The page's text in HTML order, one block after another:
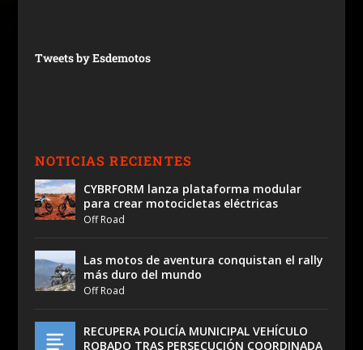
Tweets by Esdemotos
NOTICIAS RECIENTES
CYBRFORM lanza plataforma modular
para crear motocicletas eléctricas
Off Road
Las motos de aventura conquistan el rally
más duro del mundo
Off Road
RECUPERA POLICÍA MUNICIPAL VEHÍCULO
ROBADO TRAS PERSECUCIÓN COORDINADA